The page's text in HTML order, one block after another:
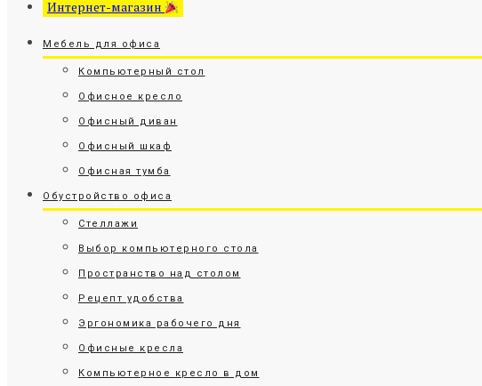
Интернет-магазин
Мебель для офиса
Компьютерный стол
Офисное кресло
Офисный диван
Офисный шкаф
Офисная тумба
Обустройство офиса
Стеллажи
Выбор компьютерного стола
Пространство над столом
Рецепт удобства
Эргономика рабочего дня
Офисные кресла
Компьютерное кресло в дом